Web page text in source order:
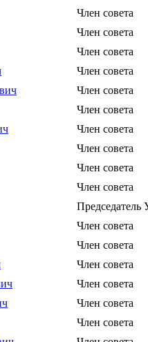
Член совета
Член совета
Член совета
Член совета
Член совета
Член совета
Член совета
Член совета
Член совета
Член совета
Председатель
Член совета
Член совета
Член совета
Член совета
Член совета
Член совета